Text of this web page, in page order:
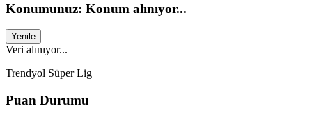
Konumunuz: Konum alınıyor...
Yenile
Veri alınıyor...
Trendyol Süper Lig
Puan Durumu